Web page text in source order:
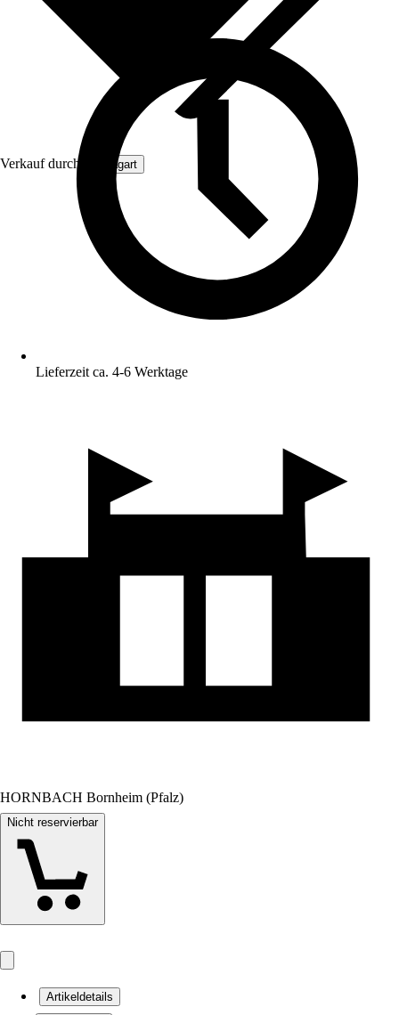
Verkauf durch: Aquagart
Lieferzeit ca. 4-6 Werktage
HORNBACH Bornheim (Pfalz)
Nicht reservierbar
Artikeldetails